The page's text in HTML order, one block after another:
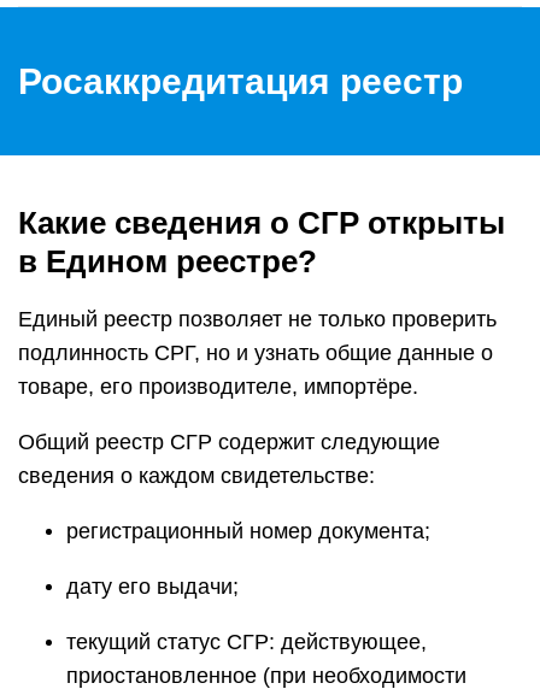
Росаккредитация реестр
Какие сведения о СГР открыты
в Едином реестре?
Единый реестр позволяет не только проверить
подлинность СРГ, но и узнать общие данные о
товаре, его производителе, импортёре.
Общий реестр СГР содержит следующие
сведения о каждом свидетельстве:
регистрационный номер документа;
дату его выдачи;
текущий статус СГР: действующее,
приостановленное (при необходимости